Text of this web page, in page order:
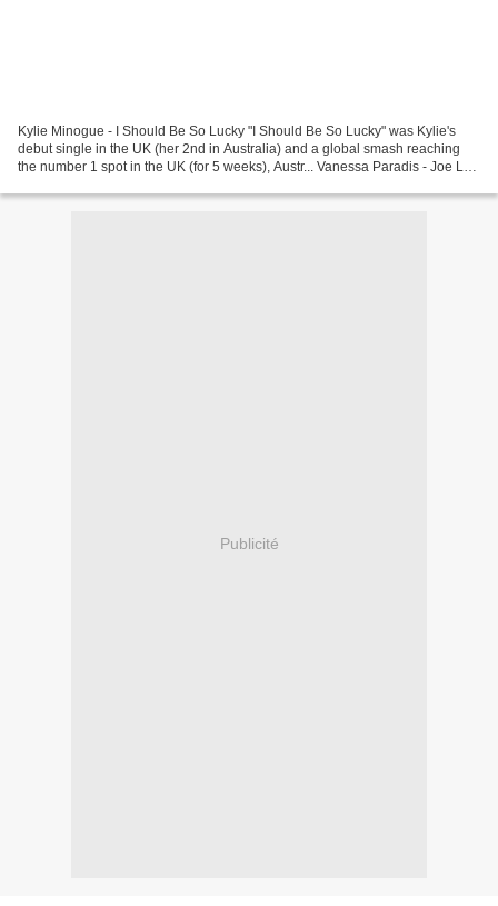
Kylie Minogue - I Should Be So Lucky "I Should Be So Lucky" was Kylie's
debut single in the UK (her 2nd in Australia) and a global smash reaching
the number 1 spot in the UK (for 5 weeks), Austr... Vanessa Paradis - Joe Le
Publicité